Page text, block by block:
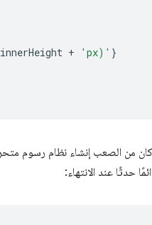
innerHeight + 'px)' }